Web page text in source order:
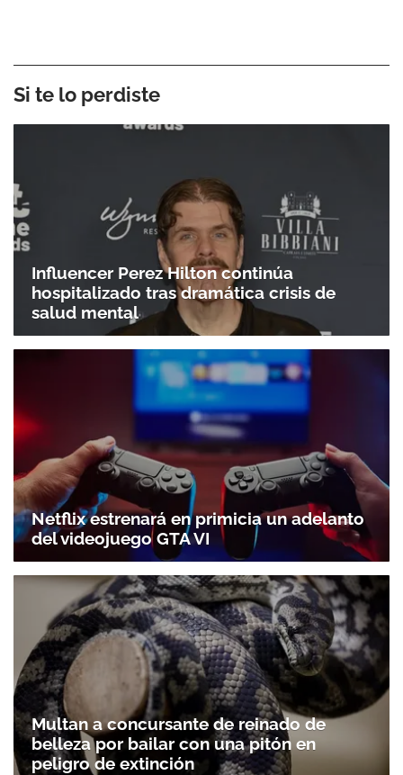
Si te lo perdiste
Influencer Perez Hilton continúa
hospitalizado tras dramática crisis de
salud mental
Netflix estrenará en primicia un adelanto
del videojuego GTA VI
Multan a concursante de reinado de
belleza por bailar con una pitón en
peligro de extinción